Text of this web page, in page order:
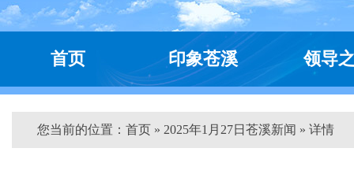
首页 印象苍溪 领导
您当前的位置： 首页 » 2025年1月27日苍溪新闻 » 详情